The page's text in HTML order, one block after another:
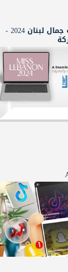
مسابقة ملكة جمال لبنان 2024 -